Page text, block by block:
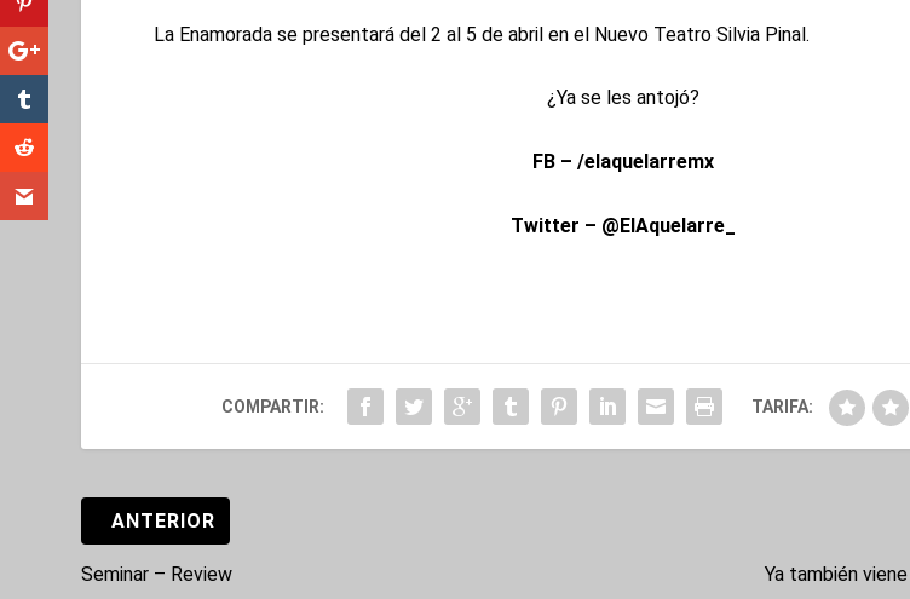
La Enamorada se presentará del 2 al 5 de abril en el Nuevo Teatro Silvia Pinal.
¿Ya se les antojó?
FB – /elaquelarremx
Twitter – @ElAquelarre_
COMPARTIR: TARIFA:
ANTERIOR
Seminar – Review Ya también